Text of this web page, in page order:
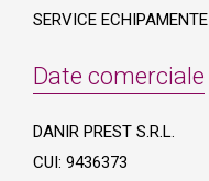
SERVICE ECHIPAMENTE
Date comerciale
DANIR PREST S.R.L.
CUI: 9436373